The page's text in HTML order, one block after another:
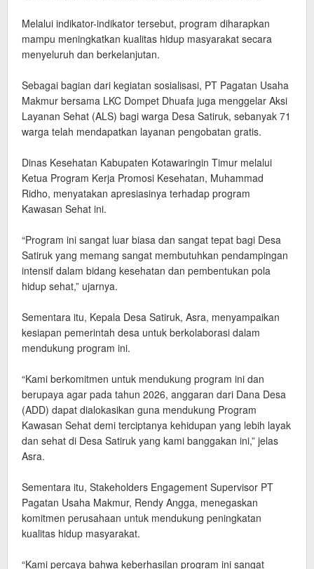
‎Melalui indikator-indikator tersebut, program diharapkan
mampu meningkatkan kualitas hidup masyarakat secara
menyeluruh dan berkelanjutan.
‎Sebagai bagian dari kegiatan sosialisasi, PT Pagatan Usaha
Makmur bersama LKC Dompet Dhuafa juga menggelar Aksi
Layanan Sehat (ALS) bagi warga Desa Satiruk, sebanyak 71
warga telah mendapatkan layanan pengobatan gratis.
‎Dinas Kesehatan Kabupaten Kotawaringin Timur melalui
Ketua Program Kerja Promosi Kesehatan, Muhammad
Ridho, menyatakan apresiasinya terhadap program
Kawasan Sehat ini.
‎“Program ini sangat luar biasa dan sangat tepat bagi Desa
Satiruk yang memang sangat membutuhkan pendampingan
intensif dalam bidang kesehatan dan pembentukan pola
hidup sehat,” ujarnya.
‎Sementara itu, Kepala Desa Satiruk, Asra, menyampaikan
kesiapan pemerintah desa untuk berkolaborasi dalam
mendukung program ini.
‎“Kami berkomitmen untuk mendukung program ini dan
berupaya agar pada tahun 2026, anggaran dari Dana Desa
(ADD) dapat dialokasikan guna mendukung Program
Kawasan Sehat demi terciptanya kehidupan yang lebih layak
dan sehat di Desa Satiruk yang kami banggakan ini,” jelas
Asra.
‎Sementara itu, Stakeholders Engagement Supervisor PT
Pagatan Usaha Makmur, Rendy Angga, menegaskan
komitmen perusahaan untuk mendukung peningkatan
kualitas hidup masyarakat.
‎“Kami percaya bahwa keberhasilan program ini sangat